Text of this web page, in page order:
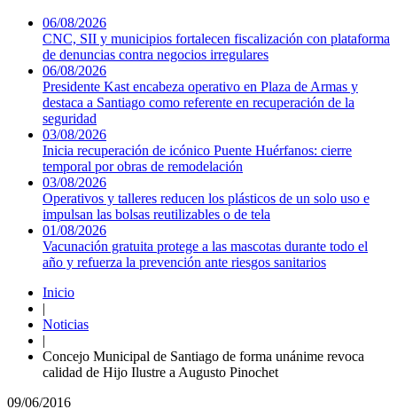
06/08/2026
CNC, SII y municipios fortalecen fiscalización con plataforma
de denuncias contra negocios irregulares
06/08/2026
Presidente Kast encabeza operativo en Plaza de Armas y
destaca a Santiago como referente en recuperación de la
seguridad
03/08/2026
Inicia recuperación de icónico Puente Huérfanos: cierre
temporal por obras de remodelación
03/08/2026
Operativos y talleres reducen los plásticos de un solo uso e
impulsan las bolsas reutilizables o de tela
01/08/2026
Vacunación gratuita protege a las mascotas durante todo el
año y refuerza la prevención ante riesgos sanitarios
Inicio
|
Noticias
|
Concejo Municipal de Santiago de forma unánime revoca
calidad de Hijo Ilustre a Augusto Pinochet
09/06/2016